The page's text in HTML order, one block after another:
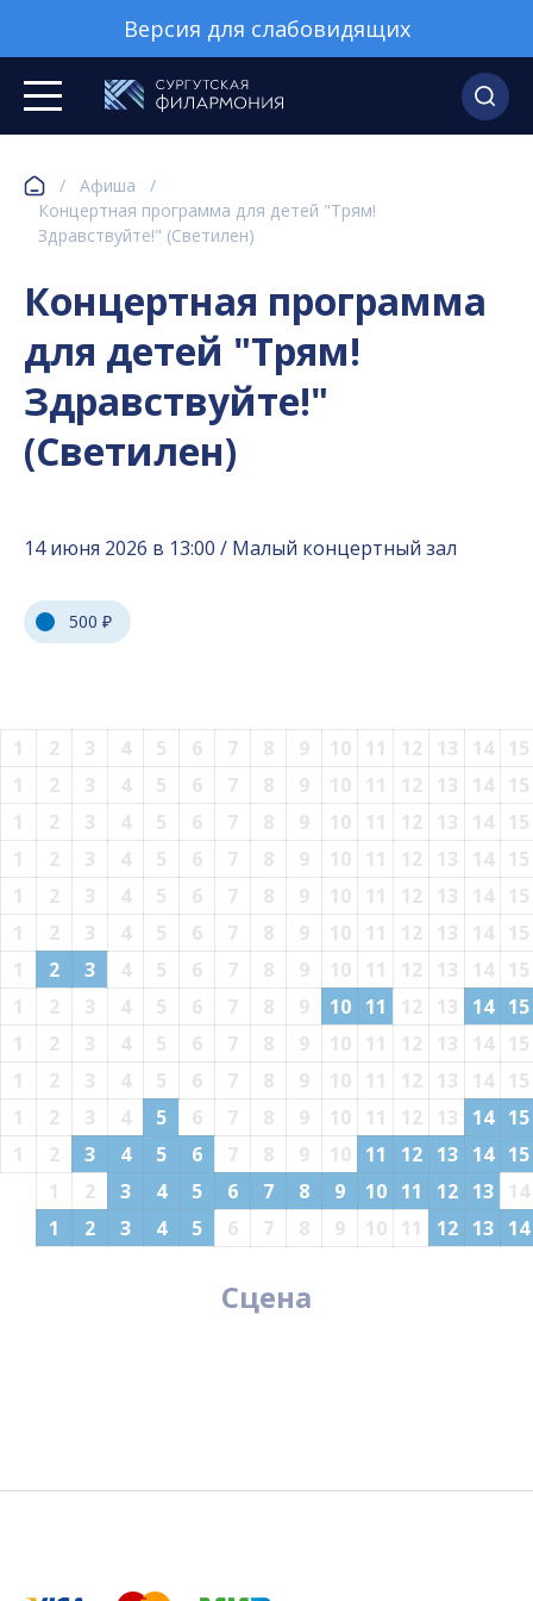
Версия для слабовидящих
/ Афиша
/
Концертная программа для детей "Трям!
Здравствуйте!" (Светилен)
Концертная программа
для детей "Трям!
Здравствуйте!"
(Светилен)
14 июня 2026 в 13:00 / Малый концертный зал
500 ₽
1 2 3 4 5 6 7 8 9 10 11 12 13 14
15
1
2 3 4 5 6 7 8 9 10 11 12 13 14
15
1
2 3 4 5 6 7 8 9 10 11 12 13 14
15
1
2 3 4 5 6 7 8 9 10 11 12 13 14
15
1
2 3 4 5 6 7 8 9 10 11 12 13 14
15
1
2 3 4 5 6 7 8 9 10 11 12 13 14
15
1
2 3 4 5 6 7 8 9 10 11 12 13 14
15
1
2 3 4 5 6 7 8 9 10 11 12 13 14
15
1
2 3 4 5 6 7 8 9 10 11 12 13 14
15
1
2 3 4 5 6 7 8 9 10 11 12 13 14
15
1
2 3 4 5 6 7 8 9 10 11 12 13 14
15
1
2 3 4 5 6 7 8 9 10 11 12 13 14
15
1
2 3 4 5 6 7 8 9 10 11 12 13
14
1
2 3 4 5 6 7 8 9 10 11 12 13 14
Сцена